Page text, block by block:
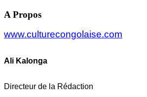
A Propos
www.culturecongolaise.com
Ali Kalonga
Directeur de la Rédaction